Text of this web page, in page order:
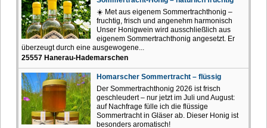
☀️ Met aus eigenem Sommertrachthonig –
fruchtig, frisch und angenehm harmonisch
Unser Honigwein wird ausschließlich aus
eigenem Sommertrachthonig angesetzt. Er
überzeugt durch eine ausgewogene...
25557 Hanerau-Hademarschen
Homarscher Sommertracht – flüssig
Der Sommertrachthonig 2026 ist frisch
geschleudert – nur jetzt im Juli und August:
auf Nachfrage fülle ich die flüssige
Sommertracht in Gläser ab. Dieser Honig ist
besonders aromatisch!